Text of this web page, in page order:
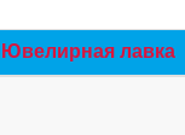
Ювелирная лавка